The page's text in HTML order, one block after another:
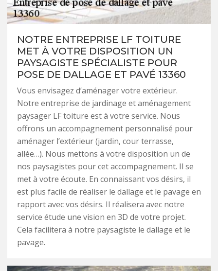
NOTRE ENTREPRISE LF TOITURE
MET À VOTRE DISPOSITION UN
PAYSAGISTE SPÉCIALISTE POUR
POSE DE DALLAGE ET PAVÉ 13360
Vous envisagez d’aménager votre extérieur.
Notre entreprise de jardinage et aménagement
paysager LF toiture est à votre service. Nous
offrons un accompagnement personnalisé pour
aménager l’extérieur (jardin, cour terrasse,
allée…). Nous mettons à votre disposition un de
nos paysagistes pour cet accompagnement. Il se
met à votre écoute. En connaissant vos désirs, il
est plus facile de réaliser le dallage et le pavage en
rapport avec vos désirs. Il réalisera avec notre
service étude une vision en 3D de votre projet.
Cela facilitera à notre paysagiste le dallage et le
pavage.